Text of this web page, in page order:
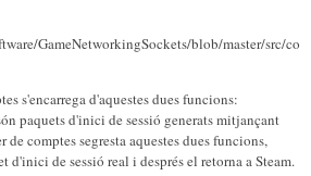
//
//
                           v2[28],              // rgubIV
//
//
GameNetworkingSockets/blob/master/src/co
s'encarrega d'aquestes dues funcions:
paquets d'inici de sessió generats mitjançant
comptes segresta aquestes dues funcions,
d'inici de sessió real i després el retorna a Steam.